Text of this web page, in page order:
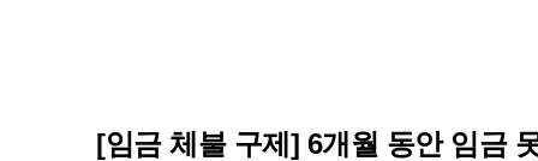
[임금 체불 구제] 6개월 동안 임금